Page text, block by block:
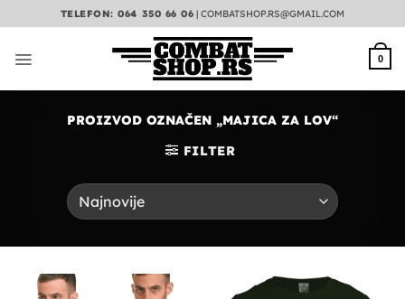
na
TELEFON: 064 350 66 06 |COMBATSHOP.RS@GMAIL.COM
0
PROIZVOD OZNAČEN „MAJICA ZA LOV“
FILTER